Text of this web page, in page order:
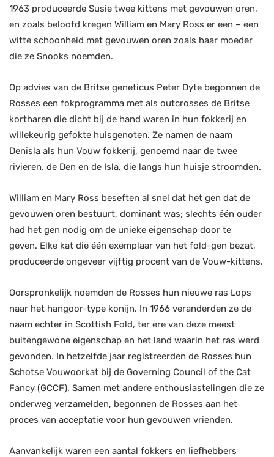
1963 produceerde Susie twee kittens met gevouwen oren,
en zoals beloofd kregen William en Mary Ross er een – een
witte schoonheid met gevouwen oren zoals haar moeder
die ze Snooks noemden.
Op advies van de Britse geneticus Peter Dyte begonnen de
Rosses een fokprogramma met als outcrosses de Britse
kortharen die dicht bij de hand waren in hun fokkerij en
willekeurig gefokte huisgenoten. Ze namen de naam
Denisla als hun Vouw fokkerij, genoemd naar de twee
rivieren, de Den en de Isla, die langs hun huisje stroomden.
William en Mary Ross beseften al snel dat het gen dat de
gevouwen oren bestuurt, dominant was; slechts één ouder
had het gen nodig om de unieke eigenschap door te
geven. Elke kat die één exemplaar van het fold-gen bezat,
produceerde ongeveer vijftig procent van de Vouw-kittens.
Oorspronkelijk noemden de Rosses hun nieuwe ras Lops
naar het hangoor-type konijn. In 1966 veranderden ze de
naam echter in Scottish Fold, ter ere van deze meest
buitengewone eigenschap en het land waarin het ras werd
gevonden. In hetzelfde jaar registreerden de Rosses hun
Schotse Vouwoorkat bij de Governing Council of the Cat
Fancy (GCCF). Samen met andere enthousiastelingen die ze
onderweg verzamelden, begonnen de Rosses aan het
proces van acceptatie voor hun gevouwen vrienden.
Aanvankelijk waren een aantal fokkers en liefhebbers